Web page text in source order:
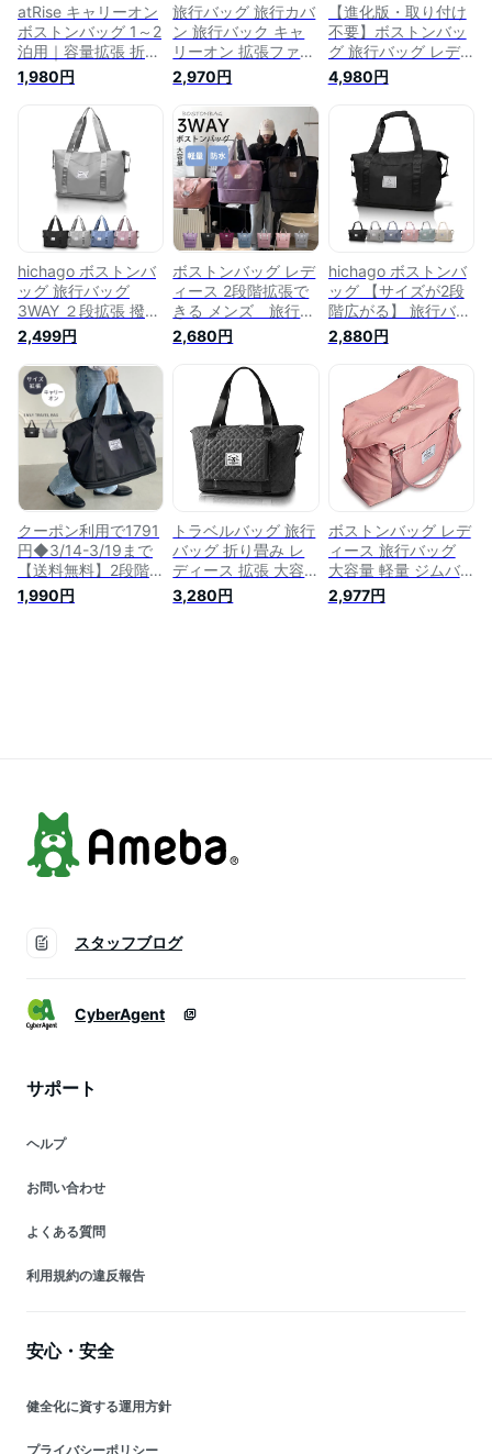
atRise キャリーオン
ボストンバッグ 1～2
泊用｜容量拡張 折り
たたみ 大容量 撥水
｜機内持ち込みOK
キャリーオンバッグ
旅行 修学旅行 レデ
ィース メンズ コン
パクト (アッシュク
ォーツ)
1,980円
旅行バッグ 旅行カバ
ン 旅行バック キャ
リーオン 拡張ファス
ナー 軽量 レディー
ス メンズ ボストン
バッグ 旅行 入院 ゴ
ルフ トラベルバッグ
大容量 拡張 大きめ
軽い 撥水 肩掛け ト
ート おしゃれ かわ
いい サブバッグ 多
機能 便利グッズ 修
学旅行 1泊 2泊
2,970円
【進化版・取り付け
不要】ボストンバッ
グ 旅行バッグ レデ
ィース メンズ キャ
スター付き 拡張可能
修学旅行 小学生 旅
行 軽量 大容量 可愛
い 2泊3日 大きめ 旅
行 大容量 スポーツ
かわいい 折りたたみ
防水 スポーツバッグ
トラベルバッグ キャ
リーオン 多機能旅行
バッグ
4,980円
hichago ボストンバ
ッグ 旅行バッグ
3WAY ２段拡張 撥水
大容量 軽量 キャリ
ーオンバッグ メンズ
レディース 修学旅行
アウトドア 機内持ち
込み １泊 ２泊 (グレ
ー, 2段階拡張)
2,499円
ボストンバッグ レデ
ィース 2段階拡張で
きる メンズ 旅行
3WAY 旅行バッグ 拡
張 大容量 旅行カバ
ン キャリーオンバッ
グ 折り畳み 乾湿分
離 キャリーオンバッ
ク トラベルバッグ
修学旅行 軽量 機内
トートバッグ 撥水
2,680円
hichago ボストンバ
ッグ 【サイズが2段
階広がる】 旅行バッ
グ 3WAY ２段拡張
撥水 大容量 軽量 キ
ャリーオンバッグ メ
ンズ レディース 修
学旅行 アウトドア
機内持ち込み １泊
２泊 (2段拡張, ブラ
ック)
2,880円
クーポン利用で1791
円◆3/14-3/19まで
【送料無料】2段階
拡張 トラベル バッ
グ 大容量 ボストン
1,990円
トラベルバッグ 旅行
バッグ 折り畳み レ
ディース 拡張 大容
量 35ℓ キャリーオン
ボストンバッグ キル
3,280円
ボストンバッグ レデ
ィース 旅行バッグ
大容量 軽量 ジムバ
ッグ シューズ収納
トラベルバッグ スー
2,977円
スタッフブログ
CyberAgent
サポート
ヘルプ
お問い合わせ
よくある質問
利用規約の違反報告
安心・安全
健全化に資する運用方針
プライバシーポリシー